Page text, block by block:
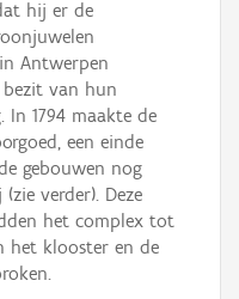
hij er de
Antwerpen
van hun
1794 maakte de
een einde
gebouwen nog
verder). Deze
het complex tot
het klooster en de